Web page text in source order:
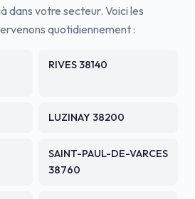
dans votre secteur. Voici les
quotidiennement :
RIVES 38140
LUZINAY 38200
SAINT-PAUL-DE-VARCES
38760